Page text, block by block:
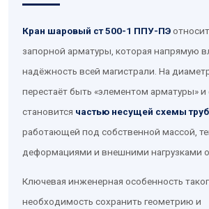
Кран шаровый ст 500-1 ППУ-ПЭ
запорной арматуры, которая напрямую
надёжность всей магистрали. На
перестаёт быть «элементом арматуры» и
становится частью несущей схемы
работающей под собственной массой,
деформациями и внешними нагрузками
Ключевая инженерная особенность
необходимость сохранить геометрию и